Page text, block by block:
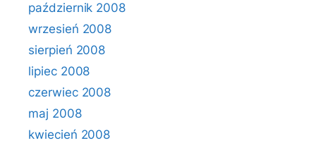
październik 2008
wrzesień 2008
sierpień 2008
lipiec 2008
czerwiec 2008
maj 2008
kwiecień 2008